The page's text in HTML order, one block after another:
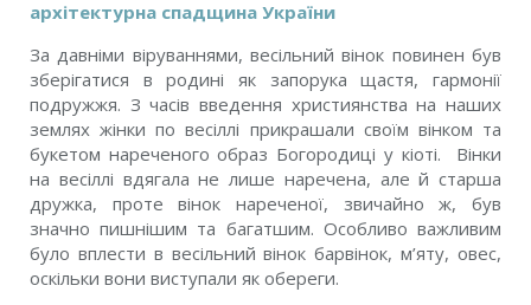
архітектурна спадщина України
За давніми віруваннями, весільний вінок повинен був
зберігатися в родині як запорука щастя, гармонії
подружжя. З часів введення християнства на наших
землях жінки по весіллі прикрашали своїм вінком та
букетом нареченого образ Богородиці у кіоті. Вінки
на весіллі вдягала не лише наречена, але й старша
дружка, проте вінок нареченої, звичайно ж, був
значно пишнішим та багатшим. Особливо важливим
було вплести в весільний вінок барвінок, м’яту, овес,
оскільки вони виступали як обереги.